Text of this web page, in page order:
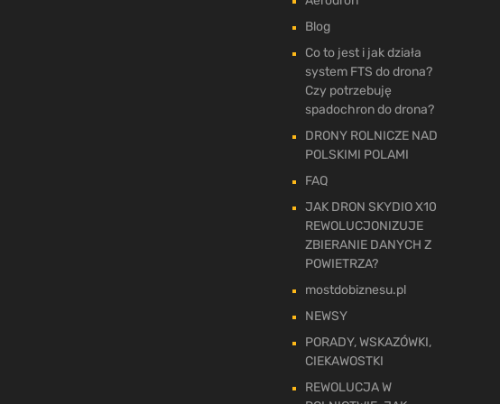
Blog
Co to jest i jak działa
system FTS do drona?
Czy potrzebuję
spadochron do drona?
DRONY ROLNICZE NAD
POLSKIMI POLAMI
FAQ
JAK DRON SKYDIO X10
REWOLUCJONIZUJE
ZBIERANIE DANYCH Z
POWIETRZA?
mostdobiznesu.pl
NEWSY
PORADY, WSKAZÓWKI,
CIEKAWOSTKI
REWOLUCJA W